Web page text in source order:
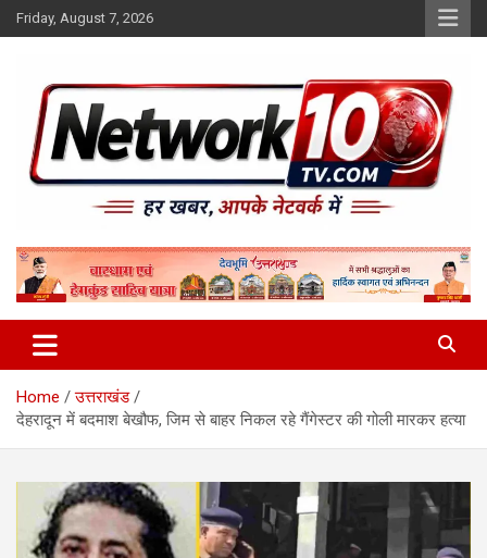
Skip
to
Friday, August 7, 2026
Network10tv
Home
उत्तराखंड
देहरादून में बदमाश बेखौफ, जिम से बाहर निकल रहे गैंगेस्टर की गोली मारकर हत्या